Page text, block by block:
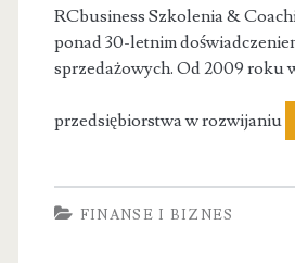
RCbusiness Szkolenia &
ponad 30-letnim
sprzedażowych. Od 2009 roku
przedsiębiorstwa w rozwijaniu
FINANSE I BIZNES